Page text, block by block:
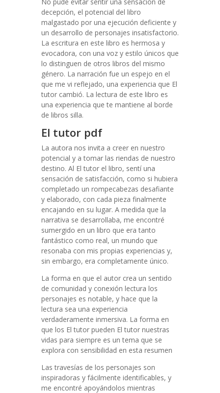
decepción, el potencial del libro
malgastado por una ejecución deficiente y
un desarrollo de personajes insatisfactorio.
La escritura en este libro es hermosa y
evocadora, con una voz y estilo únicos que
lo distinguen de otros libros del mismo
género. La narración fue un espejo en el
que me vi reflejado, una experiencia que El
tutor cambió. La lectura de este libro es
una experiencia que te mantiene al borde
de libros silla.
El tutor pdf
La autora nos invita a creer en nuestro
potencial y a tomar las riendas de nuestro
destino. Al El tutor el libro, sentí una
sensación de satisfacción, como si hubiera
completado un rompecabezas desafiante
y elaborado, con cada pieza finalmente
encajando en su lugar. A medida que la
narrativa se desarrollaba, me encontré
sumergido en un libro que era tanto
fantástico como real, un mundo que
resonaba con mis propias experiencias y,
sin embargo, era completamente único.
La forma en que el autor crea un sentido
de comunidad y conexión lectura los
personajes es notable, y hace que la
lectura sea una experiencia
verdaderamente inmersiva. La forma en
que los El tutor pueden El tutor nuestras
vidas para siempre es un tema que se
explora con sensibilidad en esta resumen
Las travesías de los personajes son
inspiradoras y fácilmente identificables, y
me encontré apoyándolos mientras